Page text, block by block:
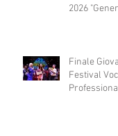
2026
Finale
Festival